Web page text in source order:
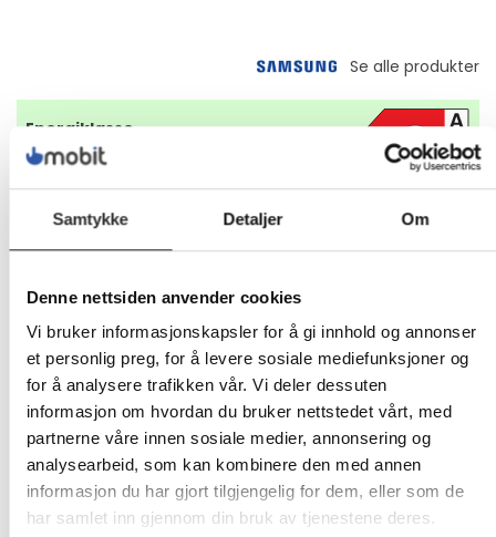
Samtykke Detaljer Om
Denne nettsiden anvender cookies
Vi bruker informasjonskapsler for å gi innhold og annonser
et personlig preg, for å levere sosiale mediefunksjoner og
for å analysere trafikken vår. Vi deler dessuten
informasjon om hvordan du bruker nettstedet vårt, med
partnerne våre innen sosiale medier, annonsering og
analysearbeid, som kan kombinere den med annen
informasjon du har gjort tilgjengelig for dem, eller som de
har samlet inn gjennom din bruk av tjenestene deres.
Energiklasse
Produktdatablad
5 847,-
LEGG I HANDLEVOGN
Nettlager: 10